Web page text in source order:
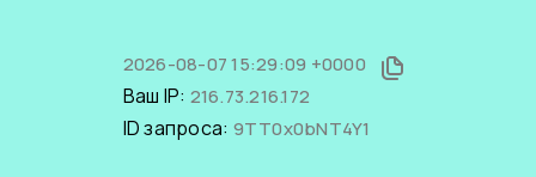
2026-08-07 15:29:09 +0000
Ваш IP: 216.73.216.172
ID запроса: 9TT0x0bNT4Y1